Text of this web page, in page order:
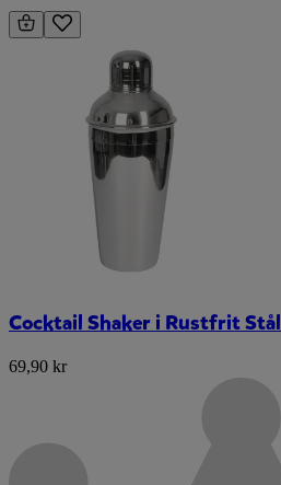
Cocktail Shaker i Rustfrit Stål
69,90 kr